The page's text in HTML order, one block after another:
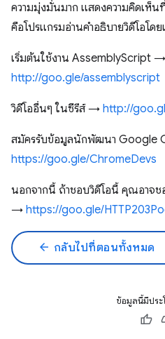
ความมุ่งมั่นมาก แสดงความคิดเห็น
คือโปรแกรมอ่านคำอธิบายวิดีโอโดย
เริ่มต้นใช้งาน AssemblyScript →
http://goo.gle/assemblyscript
วิดีโออื่นๆ ในซีรีส์ → http://
สมัครรับข้อมูลนักพัฒนา Google
https://goo.gle/ChromeDevs
นอกจากนี้ ถ้าชอบวิดีโอนี้ คุณอาจ
→ https://goo.gle/
arrow_back กลับไปที่ตอนทั้งหมด
ข้อมูลนี้มีประ